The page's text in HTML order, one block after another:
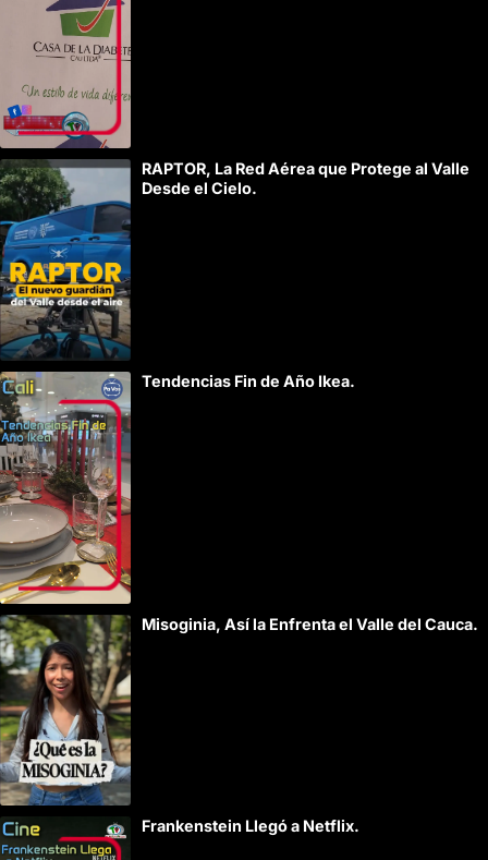
t
i
v
e
:
RAPTOR, La Red Aérea que Protege al Valle
Desde el Cielo.
Tendencias Fin de Año Ikea.
Misoginia, Así la Enfrenta el Valle del Cauca.
Frankenstein Llegó a Netflix.